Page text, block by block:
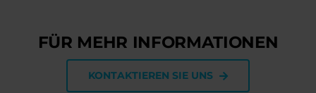
FÜR MEHR INFORMATIONEN
KONTAKTIEREN SIE UNS